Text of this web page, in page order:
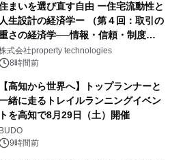
まいを選び直す自由 ー住宅流動性と
人生設計の経済学ー （第４回：取引の
さの経済学──情報・信頼・制度を
はどう組み替えるか）｜
Lab
式会社property technologies
8時間前
【高知から世界へ】トップランナーと
緒に走るトレイルランニングイベン
トを高知で8月29日（土）開催
BUDO
9時間前